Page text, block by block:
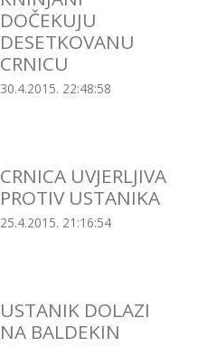
DOČEKUJU
DESETKOVANU
CRNICU
30.4.2015. 22:48:58
CRNICA UVJERLJIVA
PROTIV USTANIKA
25.4.2015. 21:16:54
USTANIK DOLAZI
NA BALDEKIN